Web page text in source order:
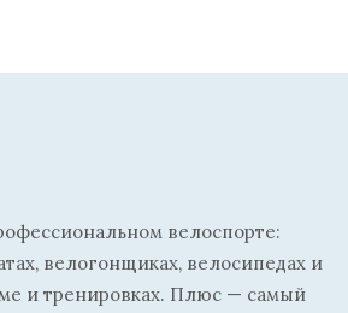
велоспорте:
велогонщиках, велосипедах и
и тренировках. Плюс — самый